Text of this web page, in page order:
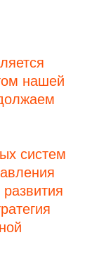
нашей
систем